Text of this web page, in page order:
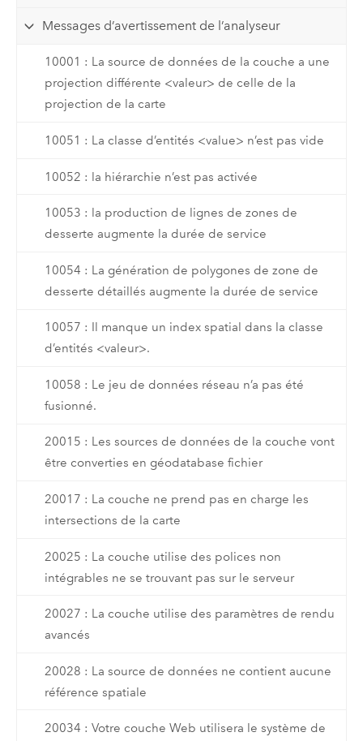
Messages d’avertissement de l’analyseur
10001 : La source de données de la couche a une
projection différente <valeur> de celle de la
projection de la carte
10051 : La classe d’entités <value> n’est pas vide
10052 : la hiérarchie n’est pas activée
10053 : la production de lignes de zones de
desserte augmente la durée de service
10054 : La génération de polygones de zone de
desserte détaillés augmente la durée de service
10057 : Il manque un index spatial dans la classe
d’entités <valeur>.
10058 : Le jeu de données réseau n’a pas été
fusionné.
20015 : Les sources de données de la couche vont
être converties en géodatabase fichier
20017 : La couche ne prend pas en charge les
intersections de la carte
20025 : La couche utilise des polices non
intégrables ne se trouvant pas sur le serveur
20027 : La couche utilise des paramètres de rendu
avancés
20028 : La source de données ne contient aucune
référence spatiale
20034 : Votre couche Web utilisera le système de